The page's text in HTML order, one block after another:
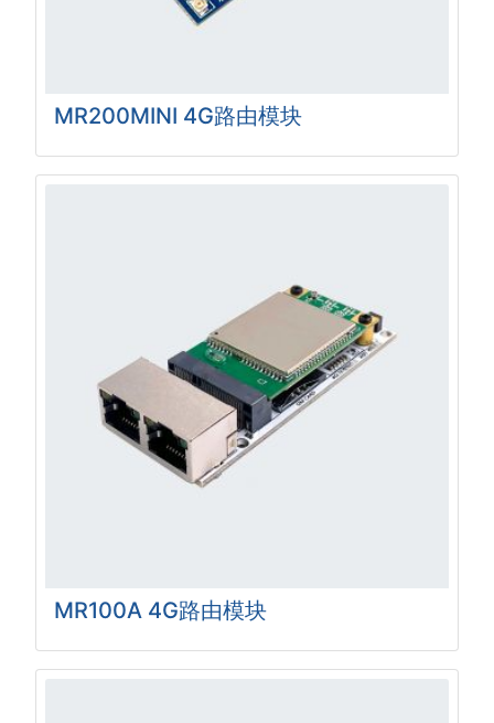
MR200MINI 4G路由模块
MR100A 4G路由模块